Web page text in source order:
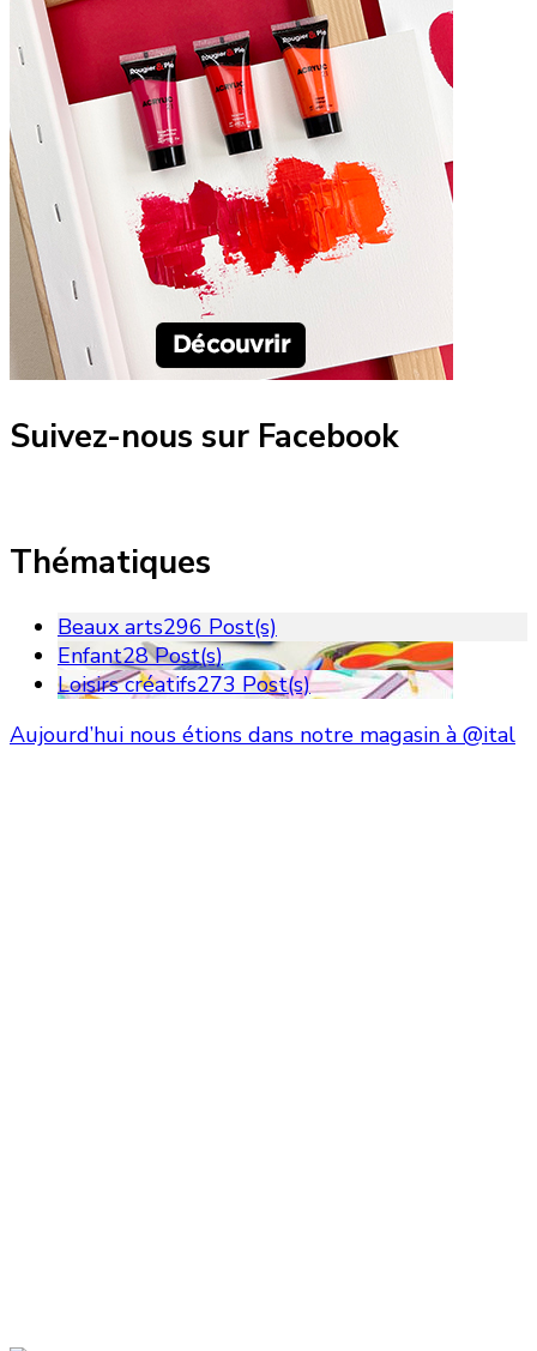
Suivez-nous sur Facebook
Thématiques
Beaux arts296 Post(s)
Enfant28 Post(s)
Loisirs créatifs273 Post(s)
Aujourd’hui nous étions dans notre magasin à @ital